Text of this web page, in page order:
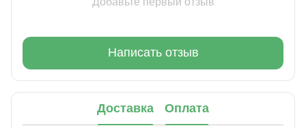
Написать отзыв
Доставка Оплата